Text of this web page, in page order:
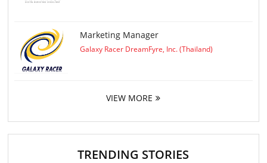
Marketing Manager
Galaxy Racer DreamFyre, Inc. (Thailand)
VIEW MORE
TRENDING STORIES